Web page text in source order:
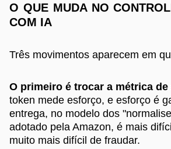
O QUE MUDA NO
COM IA
Três movimentos aparecem em
O primeiro é trocar a métrica de
token mede esforço, e esforço é
entrega, no modelo dos
adotado pela Amazon, é mais
muito mais difícil de fraudar.